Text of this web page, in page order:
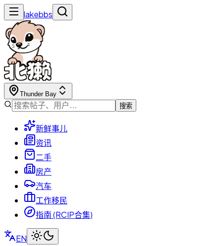
lakebbs
Thunder Bay
搜索
新鲜事儿
资讯
二手
房产
汽车
工作移民
指南 (RCIP合集)
EN